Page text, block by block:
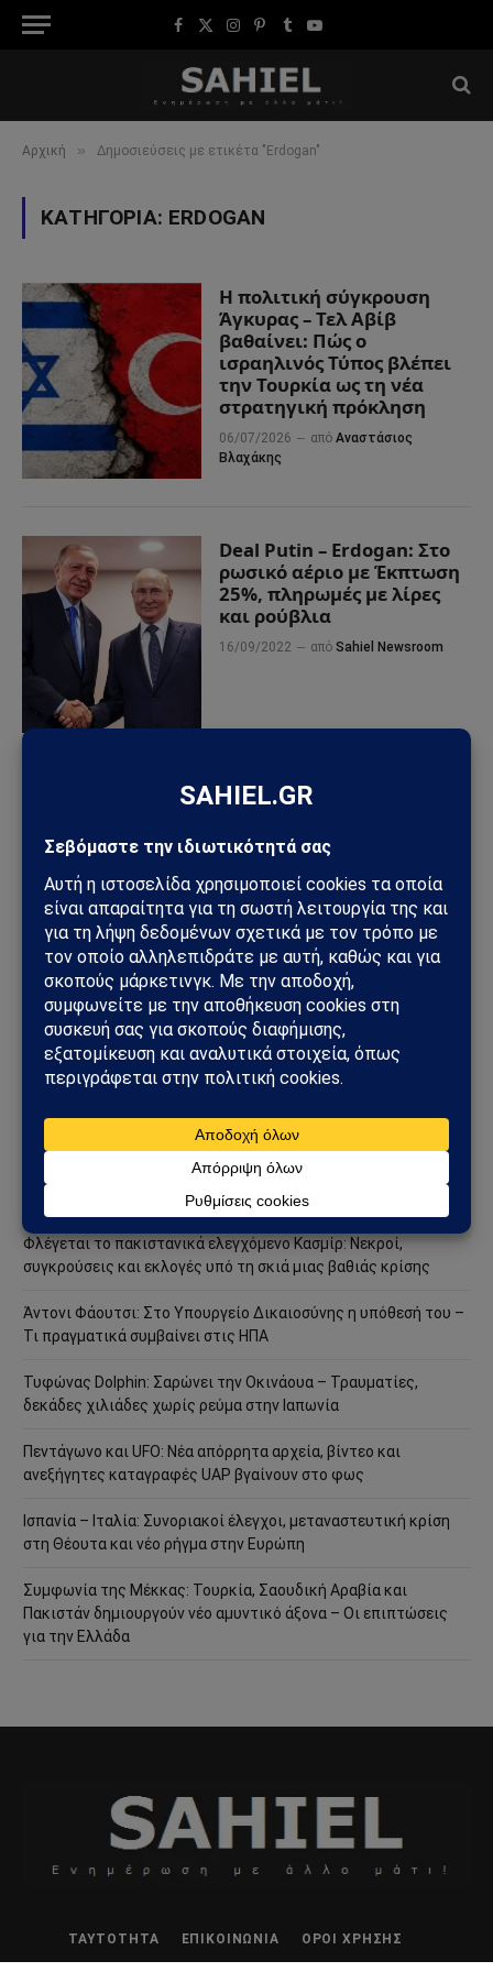
Facebook
X
Instagram
Pinterest
TumblrYouTube
Αρχική » Δημοσιεύσεις με ετικέτα "Erdogan"
ΚΑΤΗΓΟΡΊΑ: ERDOGAN
Η πολιτική σύγκρουση
Άγκυρας – Τελ Αβίβ
βαθαίνει: Πώς ο
ισραηλινός Τύπος βλέπει
την Τουρκία ως τη νέα
στρατηγική πρόκληση
06/07/2026 από Αναστάσιος
Βλαχάκης
Deal Putin – Erdogan: Στο
ρωσικό αέριο με Έκπτωση
25%, πληρωμές με λίρες
και ρούβλια
16/09/2022 από Sahiel Newsroom
National Interest: H
αποδειχθεί μη αξιόπιστη
08/01/2021 Sahiel Newsroom
ΠΡΟΣΦΑΤΑ ΑΡΘΡΑ
Στενά του Ορμούζ: Το μεγάλο όπλο στρατηγικής ισχύος του
Ιράν – Οι 6 όροι που θέτει η Τεχεράνη στις ΗΠΑ
Φλέγεται το πακιστανικά ελεγχόμενο Κασμίρ: Νεκροί,
συγκρούσεις και εκλογές υπό τη σκιά μιας βαθιάς κρίσης
Άντονι Φάουτσι: Στο Υπουργείο Δικαιοσύνης η υπόθεσή του –
Τι πραγματικά συμβαίνει στις ΗΠΑ
Τυφώνας Dolphin: Σαρώνει την Οκινάουα – Τραυματίες,
δεκάδες χιλιάδες χωρίς ρεύμα στην Ιαπωνία
Πεντάγωνο και UFO: Νέα απόρρητα αρχεία, βίντεο και
ανεξήγητες καταγραφές UAP βγαίνουν στο φως
Ισπανία – Ιταλία: Συνοριακοί έλεγχοι, μεταναστευτική κρίση
στη Θέουτα και νέο ρήγμα στην Ευρώπη
Συμφωνία της Μέκκας: Τουρκία, Σαουδική Αραβία και
Πακιστάν δημιουργούν νέο αμυντικό άξονα – Οι επιπτώσεις
για την Ελλάδα
ΤΑΥΤΌΤΗΤΑ ΕΠΙΚΟΙΝΩΝΊΑ ΌΡΟΙ ΧΡΉΣΗΣ